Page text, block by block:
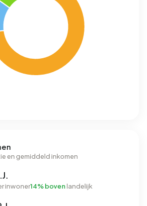
en gemiddeld inkomen
inwoner14% bovenlandelijk